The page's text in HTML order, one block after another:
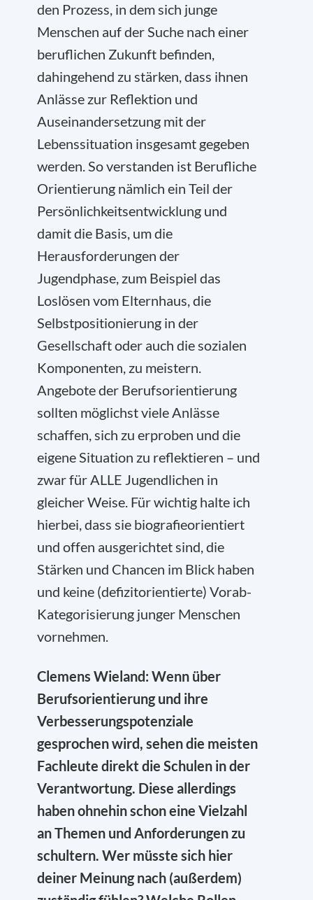
den Prozess, in dem sich junge
Menschen auf der Suche nach einer
beruflichen Zukunft befinden,
dahingehend zu stärken, dass ihnen
Anlässe zur Reflektion und
Auseinandersetzung mit der
Lebenssituation insgesamt gegeben
werden. So verstanden ist Berufliche
Orientierung nämlich ein Teil der
Persönlichkeitsentwicklung und
damit die Basis, um die
Herausforderungen der
Jugendphase, zum Beispiel das
Loslösen vom Elternhaus, die
Selbstpositionierung in der
Gesellschaft oder auch die sozialen
Komponenten, zu meistern.
Angebote der Berufsorientierung
sollten möglichst viele Anlässe
schaffen, sich zu erproben und die
eigene Situation zu reflektieren – und
zwar für ALLE Jugendlichen in
gleicher Weise. Für wichtig halte ich
hierbei, dass sie biografieorientiert
und offen ausgerichtet sind, die
Stärken und Chancen im Blick haben
und keine (defizitorientierte) Vorab-
Kategorisierung junger Menschen
vornehmen.
Clemens Wieland: Wenn über
Berufsorientierung und ihre
Verbesserungspotenziale
gesprochen wird, sehen die meisten
Fachleute direkt die Schulen in der
Verantwortung. Diese allerdings
haben ohnehin schon eine Vielzahl
an Themen und Anforderungen zu
schultern. Wer müsste sich hier
deiner Meinung nach (außerdem)